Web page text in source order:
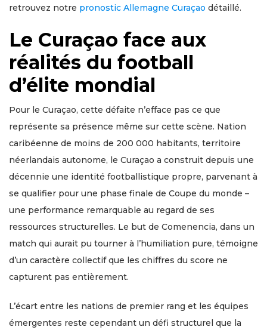
retrouvez notre pronostic Allemagne Curaçao détaillé.
Le Curaçao face aux
réalités du football
d’élite mondial
Pour le Curaçao, cette défaite n’efface pas ce que
représente sa présence même sur cette scène. Nation
caribéenne de moins de 200 000 habitants, territoire
néerlandais autonome, le Curaçao a construit depuis une
décennie une identité footballistique propre, parvenant à
se qualifier pour une phase finale de Coupe du monde –
une performance remarquable au regard de ses
ressources structurelles. Le but de Comenencia, dans un
match qui aurait pu tourner à l’humiliation pure, témoigne
d’un caractère collectif que les chiffres du score ne
capturent pas entièrement.
L’écart entre les nations de premier rang et les équipes
émergentes reste cependant un défi structurel que la